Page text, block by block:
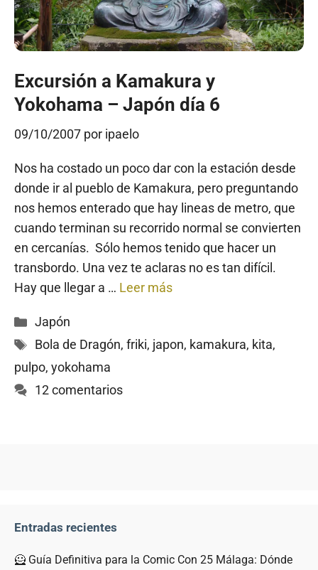
Excursión a Kamakura y
Yokohama – Japón día 6
09/10/2007 por ipaelo
Nos ha costado un poco dar con la estación desde
donde ir al pueblo de Kamakura, pero preguntando
nos hemos enterado que hay lineas de metro, que
cuando terminan su recorrido normal se convierten
en cercanías. Sólo hemos tenido que hacer un
transbordo. Una vez te aclaras no es tan difícil.
Hay que llegar a … Leer más
Categorías
Japón
Etiquetas
Bola de Dragón, friki, japon, kamakura, kita,
pulpo, yokohama
12 comentarios
Entradas recientes
🦸 Guía Definitiva para la Comic Con 25 Málaga: Dónde